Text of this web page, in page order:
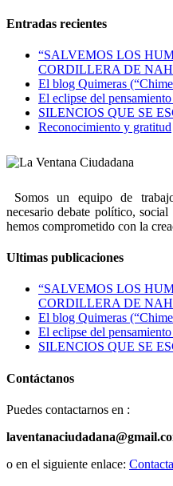
Entradas recientes
“SALVEMOS LOS
CORDILLERA DE
El blog Quimeras
El eclipse del
SILENCIOS QUE SE
Reconocimiento y gratitud
Somos un equipo de
necesario debate político,
hemos comprometido con la
Ultimas publicaciones
“SALVEMOS LOS
CORDILLERA DE
El blog Quimeras
El eclipse del
SILENCIOS QUE SE
Contáctanos
Puedes contactarnos en :
o en el siguiente enlace: